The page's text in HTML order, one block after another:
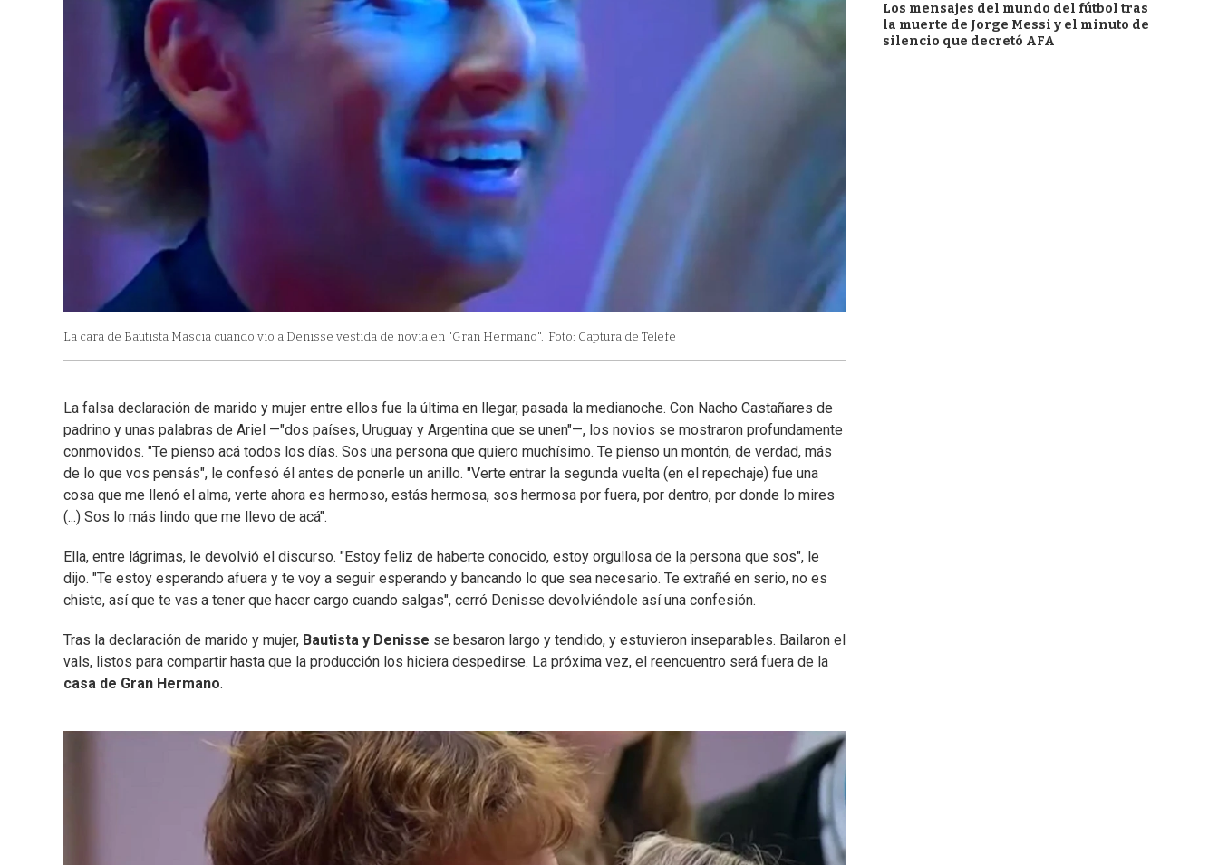
La cara de Bautista Mascia cuando vio a Denisse vestida de novia en "Gran Hermano". Foto: Captura de Telefe
La falsa declaración de marido y mujer entre ellos fue la última en llegar, pasada la medianoche. Con Nacho Castañares de
padrino y unas palabras de Ariel —"dos países, Uruguay y Argentina que se unen"—, los novios se mostraron profundamente
conmovidos. "Te pienso acá todos los días. Sos una persona que quiero muchísimo. Te pienso un montón, de verdad, más
de lo que vos pensás", le confesó él antes de ponerle un anillo. "Verte entrar la segunda vuelta (en el repechaje) fue una
cosa que me llenó el alma, verte ahora es hermoso, estás hermosa, sos hermosa por fuera, por dentro, por donde lo mires
(...) Sos lo más lindo que me llevo de acá".
Ella, entre lágrimas, le devolvió el discurso. "Estoy feliz de haberte conocido, estoy orgullosa de la persona que sos", le
dijo. "Te estoy esperando afuera y te voy a seguir esperando y bancando lo que sea necesario. Te extrañé en serio, no es
chiste, así que te vas a tener que hacer cargo cuando salgas", cerró Denisse devolviéndole así una confesión.
Tras la declaración de marido y mujer, Bautista y Denisse se besaron largo y tendido, y estuvieron inseparables. Bailaron el
vals, listos para compartir hasta que la producción los hiciera despedirse. La próxima vez, el reencuentro será fuera de la
casa de Gran Hermano.
Los mensajes del mundo del fútbol tras
la muerte de Jorge Messi y el minuto de
silencio que decretó AFA